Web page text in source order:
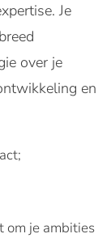
Je
over je
en
om je ambities